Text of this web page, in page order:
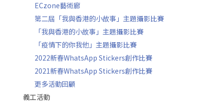
ECzone藝術廊
第二屆「我與香港的小故事」主題攝影比賽
「我與香港的小故事」主題攝影比賽
「疫情下的你我他」主題攝影比賽
2022新春WhatsApp Stickers創作比賽
2021新春WhatsApp Stickers創作比賽
更多活動回顧
義工活動